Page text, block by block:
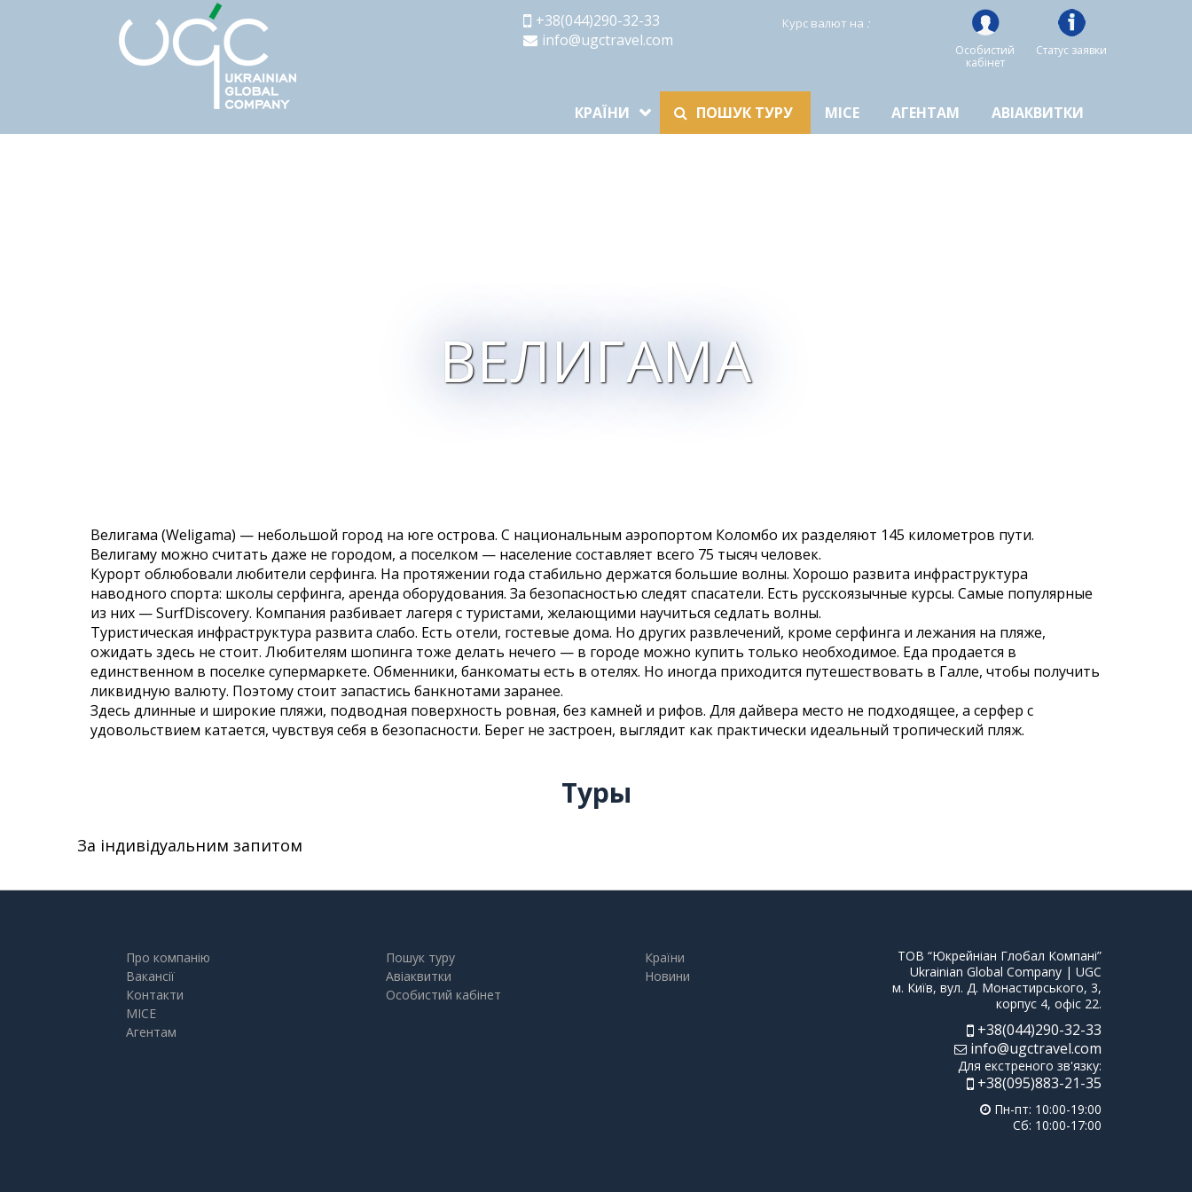
+38(044)290-32-33
info@ugctravel.com
Курс валют на :
Статус заявки
Особистий
кабінет
КРАЇНИ ПОШУК ТУРУ MICE АГЕНТАМ АВІАКВИТКИ
ВЕЛИГАМА
Велигама (Weligama) — небольшой город на юге острова. С национальным аэропортом Коломбо их разделяют 145 километров пути.
Велигаму можно считать даже не городом, а поселком — население составляет всего 75 тысяч человек.
Курорт облюбовали любители серфинга. На протяжении года стабильно держатся большие волны. Хорошо развита инфраструктура
наводного спорта: школы серфинга, аренда оборудования. За безопасностью следят спасатели. Есть русскоязычные курсы. Самые популярные
из них — SurfDiscovery. Компания разбивает лагеря с туристами, желающими научиться седлать волны.
Туристическая инфраструктура развита слабо. Есть отели, гостевые дома. Но других развлечений, кроме серфинга и лежания на пляже,
ожидать здесь не стоит. Любителям шопинга тоже делать нечего — в городе можно купить только необходимое. Еда продается в
единственном в поселке супермаркете. Обменники, банкоматы есть в отелях. Но иногда приходится путешествовать в Галле, чтобы получить
ликвидную валюту. Поэтому стоит запастись банкнотами заранее.
Здесь длинные и широкие пляжи, подводная поверхность ровная, без камней и рифов. Для дайвера место не подходящее, а серфер с
удовольствием катается, чувствуя себя в безопасности. Берег не застроен, выглядит как практически идеальный тропический пляж.
Туры
За індивідуальним запитом
Про компанію
Вакансії
Контакти
MICE
Агентам
Пошук туру
Авіаквитки
Особистий кабінет
Країни
Новини
ТОВ “Юкрейніан Глобал Компані”
Ukrainian Global Company | UGC
м. Київ, вул. Д. Монастирського, 3,
корпус 4, офіс 22.
+38(044)290-32-33
info@ugctravel.com
Для екстреного зв'язку:
+38(095)883-21-35
Пн-пт: 10:00-19:00
Сб: 10:00-17:00